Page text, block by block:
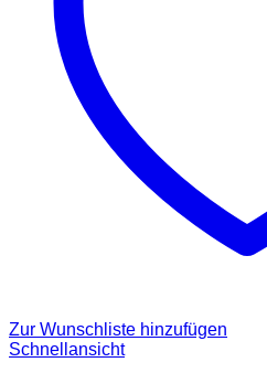
Zur Wunschliste hinzufügen
Schnellansicht